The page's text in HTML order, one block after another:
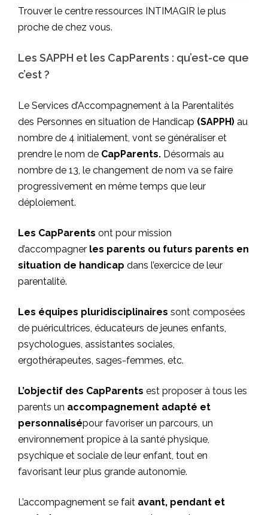
Trouver le centre ressources INTIMAGIR le plus
proche de chez vous.
Les SAPPH et les CapParents : qu’est-ce que
c’est ?
Le Services d’Accompagnement à la Parentalités
des Personnes en situation de Handicap (SAPPH) au
nombre de 4 initialement, vont se généraliser et
prendre le nom de CapParents. Désormais au
nombre de 13, le changement de nom va se faire
progressivement en même temps que leur
déploiement.
Les CapParents ont pour mission
d’accompagner les parents ou futurs parents en
situation de handicap dans l’exercice de leur
parentalité.
Les équipes pluridisciplinaires sont composées
de puéricultrices, éducateurs de jeunes enfants,
psychologues, assistantes sociales,
ergothérapeutes, sages-femmes, etc.
L’objectif des CapParents est proposer à tous les
parents un accompagnement adapté et
personnalisépour favoriser un parcours, un
environnement propice à la santé physique,
psychique et sociale de leur enfant, tout en
favorisant leur plus grande autonomie.
L’accompagnement se fait avant, pendant et